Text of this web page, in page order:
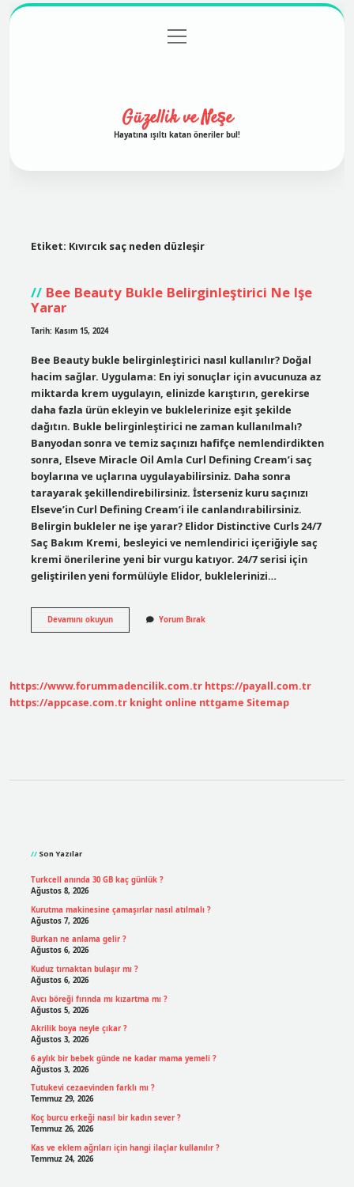
Gizlilik Politikası
menüyü
aç
Güzellik ve Neşe
Hayatına ışıltı katan öneriler bul!
Etiket: Kıvırcık saç neden düzleşir
Bee Beauty Bukle Belirginleştirici Ne Işe
Yarar
Tarih: Kasım 15, 2024
Bee Beauty bukle belirginleştirici nasıl kullanılır? Doğal
hacim sağlar. Uygulama: En iyi sonuçlar için avucunuza az
miktarda krem ​​uygulayın, elinizde karıştırın, gerekirse
daha fazla ürün ekleyin ve buklelerinize eşit şekilde
dağıtın. Bukle belirginleştirici ne zaman kullanılmalı?
Banyodan sonra ve temiz saçınızı hafifçe nemlendirdikten
sonra, Elseve Miracle Oil Amla Curl Defining Cream’i saç
boylarına ve uçlarına uygulayabilirsiniz. Daha sonra
tarayarak şekillendirebilirsiniz. İsterseniz kuru saçınızı
Elseve’in Curl Defining Cream’i ile canlandırabilirsiniz.
Belirgin bukleler ne işe yarar? Elidor Distinctive Curls 24/7
Saç Bakım Kremi, besleyici ve nemlendirici içeriğiyle saç
kremi önerilerine yeni bir vurgu katıyor. 24/7 serisi için
geliştirilen yeni formülüyle Elidor, buklelerinizi…
Devamını okuyunBee
Beauty
Yarar
Yorum Bırak
https://www.forummadencilik.com.tr https://payall.com.tr
https://appcase.com.tr knight online nttgame Sitemap
Son Yazılar
Turkcell anında 30 GB kaç günlük ?
Ağustos 8, 2026
Kurutma makinesine çamaşırlar nasıl atılmalı ?
Ağustos 7, 2026
Burkan ne anlama gelir ?
Ağustos 6, 2026
Kuduz tırnaktan bulaşır mı ?
Ağustos 6, 2026
Avcı böreği fırında mı kızartma mı ?
Ağustos 5, 2026
Akrilik boya neyle çıkar ?
Ağustos 3, 2026
6 aylık bir bebek günde ne kadar mama yemeli ?
Ağustos 3, 2026
Tutukevi cezaevinden farklı mı ?
Temmuz 29, 2026
Koç burcu erkeği nasıl bir kadın sever ?
Temmuz 26, 2026
Kas ve eklem ağrıları için hangi ilaçlar kullanılır ?
Temmuz 24, 2026